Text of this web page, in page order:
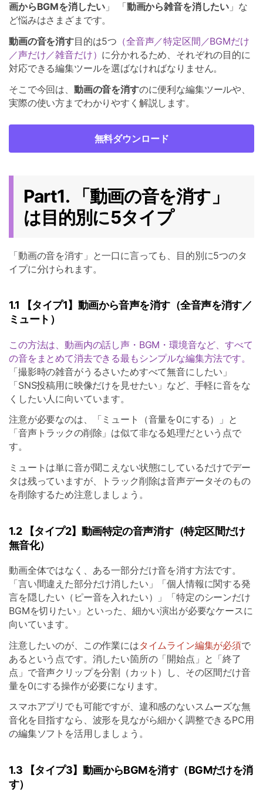
画からBGMを消したい 」 「動画から雑音を消したい 」な
ど悩みはさまざまです。
動画の音を消す目的は5つ （全音声／特定区間／BGMだけ
／声だけ／雑音だけ） に分かれるため、それぞれの目的に
対応できる編集ツールを選ばなければなりません。
そこで今回は、 動画の音を消すのに便利な編集ツールや、
実際の使い方までわかりやすく解説します。
無料ダウンロード
Part1. 「動画の音を消す」
は目的別に5タイプ
「動画の音を消す」と一口に言っても、目的別に5つのタ
イプに分けられます。
1.1 【タイプ1】動画から音声を消す（全音声を消す／
ミュート）
この方法は、動画内の話し声・BGM・環境音など、すべて
の音をまとめて消去できる最もシンプルな編集方法です。
「撮影時の雑音がうるさいためすべて無音にしたい」
「SNS投稿用に映像だけを見せたい」など、手軽に音をな
くしたい人に向いています。
注意が必要なのは、「ミュート（音量を0にする）」と
「音声トラックの削除」は似て非なる処理だという点で
す。
ミュートは単に音が聞こえない状態にしているだけでデー
タは残っていますが、トラック削除は音声データそのもの
を削除するため注意しましょう。
1.2 【タイプ2】動画特定の音声消す（特定区間だけ
無音化）
動画全体ではなく、ある一部分だけ音を消す方法です。
「言い間違えた部分だけ消したい」「個人情報に関する発
言を隠したい（ピー音を入れたい）」「特定のシーンだけ
BGMを切りたい」といった、細かい演出が必要なケースに
向いています。
注意したいのが、この作業にはタイムライン編集が必須で
あるという点です。消したい箇所の「開始点」と「終了
点」で音声クリップを分割（カット）し、その区間だけ音
量を0にする操作が必要になります。
スマホアプリでも可能ですが、違和感のないスムーズな無
音化を目指すなら、波形を見ながら細かく調整できるPC用
の編集ソフトを活用しましょう。
1.3 【タイプ3】動画からBGMを消す（BGMだけを消
す）